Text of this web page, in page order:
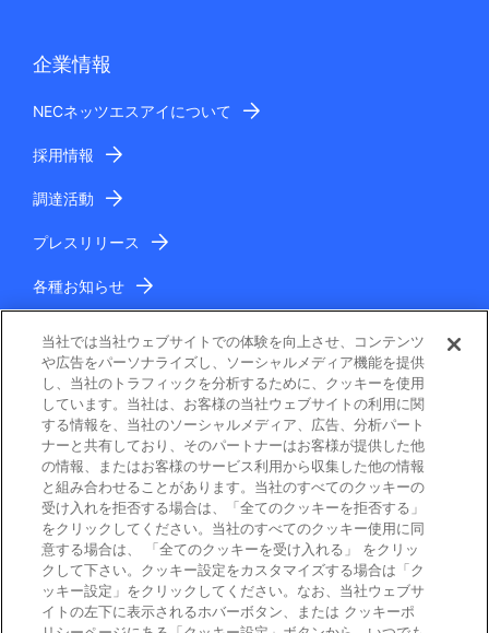
企業情報
NECネッツエスアイについて
採用情報
調達活動
プレスリリース
各種お知らせ
IR情報
電子公告
ご利用条件
個人情報保護
当社では当社ウェブサイトでの体験を向上させ、コンテンツ
や広告をパーソナライズし、ソーシャルメディア機能を提供
し、当社のトラフィックを分析するために、クッキーを使用
しています。当社は、お客様の当社ウェブサイトの利用に関
する情報を、当社のソーシャルメディア、広告、分析パート
ナーと共有しており、そのパートナーはお客様が提供した他
の情報、またはお客様のサービス利用から収集した他の情報
と組み合わせることがあります。当社のすべてのクッキーの
受け入れを拒否する場合は、「全てのクッキーを拒否する」
をクリックしてください。当社のすべてのクッキー使用に同
意する場合は、 「全てのクッキーを受け入れる」 をクリッ
クして下さい。クッキー設定をカスタマイズする場合は「ク
ッキー設定」をクリックしてください。なお、当社ウェブサ
イトの左下に表示されるホバーボタン、または クッキーポ